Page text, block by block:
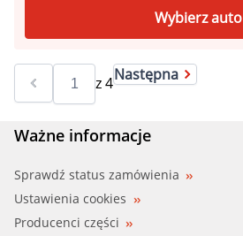
Wybierz auto
z4Następna
Ważne informacje
Sprawdź status zamówienia
Ustawienia cookies
Producenci części